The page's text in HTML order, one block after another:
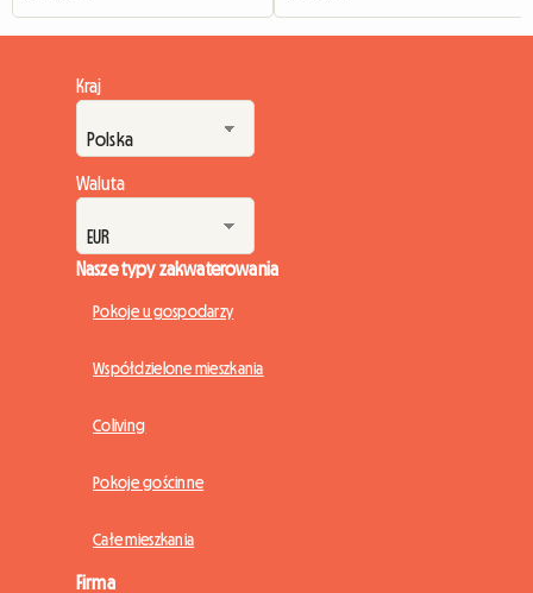
Kraj
Waluta
Nasze typy zakwaterowania
Pokoje u gospodarzy
Współdzielone mieszkania
Coliving
Pokoje gościnne
Całe mieszkania
Firma